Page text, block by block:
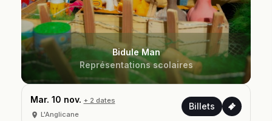
Bidule Man
Représentations scolaires
Mar. 10 nov. + 2 dates
L'Anglicane
Billets